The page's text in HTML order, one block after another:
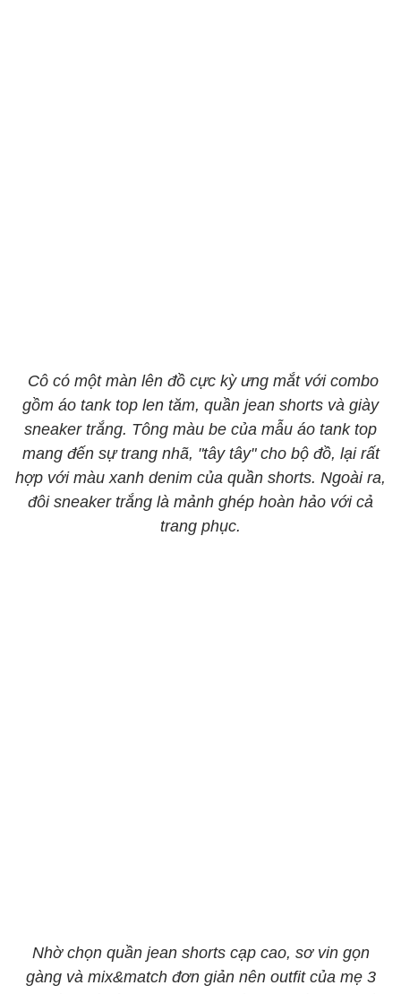
Cô có một màn lên đồ cực kỳ ưng mắt với combo
gồm áo tank top len tăm, quần jean shorts và giày
sneaker trắng. Tông màu be của mẫu áo tank top
mang đến sự trang nhã, "tây tây" cho bộ đồ, lại rất
hợp với màu xanh denim của quần shorts. Ngoài ra,
đôi sneaker trắng là mảnh ghép hoàn hảo với cả
trang phục.
Nhờ chọn quần jean shorts cạp cao, sơ vin gọn
gàng và mix&match đơn giản nên outfit của mẹ 3